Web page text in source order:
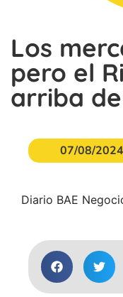
Los
pero el
arriba
07/08/2024
Diario BAE